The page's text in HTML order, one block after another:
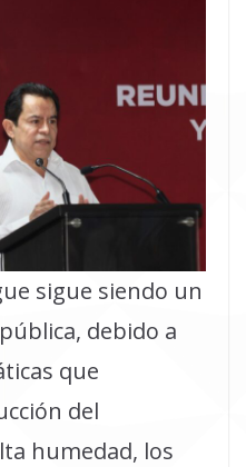
sigue siendo un
debido a
que
del
humedad, los